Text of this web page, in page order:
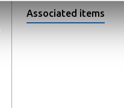
Associated items